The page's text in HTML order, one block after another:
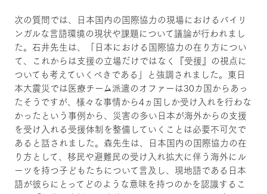
次の質問では、日本国内の国際協力の現場におけるバイリ
ンガルな言語環境の現状や課題について議論が行われまし
た。石井先生は、「日本における国際協力の在り方につい
て、これからは支援の立場だけではなく『受援』の視点に
ついても考えていくべきである」と強調されました。東日
本大震災では医療チーム派遣のオファーは30カ国からあっ
たそうですが、様々な事情から4ヵ国しか受け入れを行わな
かったという事例から、災害の多い日本が海外からの支援
を受け入れる受援体制を整備していくことは必要不可欠で
あると話されました。森先生は、日本国内の国際協力の在
り方として、移民や避難民の受け入れ拡大に伴う海外にル
ーツを持つ子どもたちについて言及し、現地語である日本
語が彼らにとってどのような意味を持つのかを認識するこ